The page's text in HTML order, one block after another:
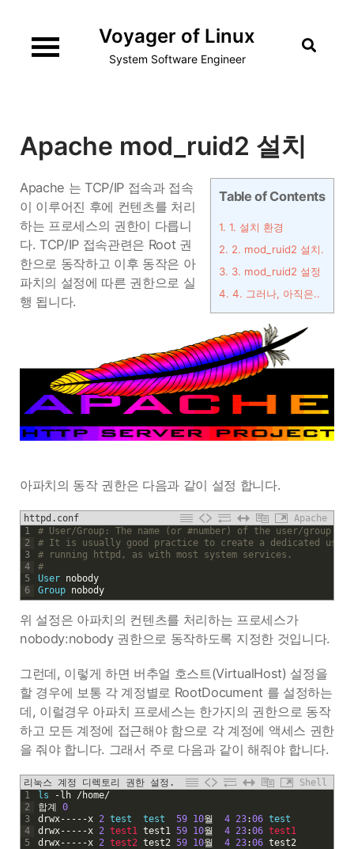
content
Voyager of Linux
System Software Engineer
Apache mod_ruid2 설치
Table of Contents
1. 1. 설치 환경
2. 2. mod_ruid2 설치.
3. 3. mod_ruid2 설정
4. 4. 그러나, 아직은..
Apache 는 TCP/IP 접속과 접속
이 이루어진 후에 컨텐츠를 처리
하는 프로세스의 권한이 다릅니
다. TCP/IP 접속관련은 Root 권
한으로 동작하고 이후 동작은 아
파치의 설정에 따른 권한으로 실
행 됩니다.
아파치의 동작 권한은 다음과 같이 설정 합니다.
httpd.conf
Apache
1
2
3
4
5
6
# User/Group: The name (or #number) of the user/group
# It is usually good practice to create a dedicated user
# running httpd, as with most system services.
#
User nobody
Group nobody
위 설정은 아파치의 컨텐츠를 처리하는 프로세스가
nobody:nobody 권한으로 동작하도록 지정한 것입니다.
그런데, 이렇게 하면 버추얼 호스트(VirtualHost) 설정을
할 경우에 보통 각 계정별로 RootDocument 를 설정하는
데, 이럴경우 아파치 프로세스는 한가지의 권한으로 동작
하고 모든 계정에 접근해야 함으로 각 계정에 액세스 권한
을 줘야 합니다. 그래서 주로 다음과 같이 해줘야 합니다.
리눅스 계정 디렉토리 권한 설정.
Shell
1
2
3
4
5
ls -lh /home/
합계 0
drwx-- -- -x 2 test test 59 10월 4 23:06 test
drwx-- -- -x 2 test1 test1 59 10월 4 23:06 test1
drwx-- -- -x 2 test2 test2 59 10월 4 23:06 test2